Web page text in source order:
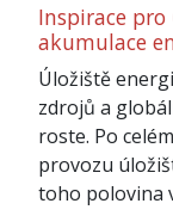
Inspirace pro
akumulace
Úložiště
zdrojů a
roste. Po
provozu
toho polovina